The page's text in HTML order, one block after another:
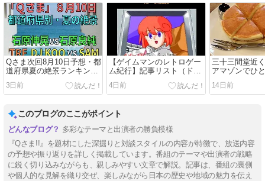
Qさま次回8月10日予想・都
道府県夏の絶景ランキン
グ！石原伸晃vs良純【Qさ
ま優勝への道89】
3日前
【ゲイムマンのレトロゲー
ム紀行】記事リスト（ドラ
クエ・ポートピア・スト
II・高橋名人等）
4日前
三十三間堂近
アマゾンでひ
本縦断紀行
＞
14日前
このブログのここがポイント
多彩なテーマと出演者の勝負模様
『Qさま!!』を題材にした深掘りと対談スタイルの内容が特徴で、放送内容
の予想や振り返りを詳しく掲載しています。番組のテーマや出演者の戦略
に鋭く切り込みながらも、親しみやすい文章で解説。記事は、番組の裏側
や個人的な見解を織り交ぜ、楽しみながら日本の歴史や地域の魅力を伝え